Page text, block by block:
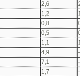
2,6
1,2
0,8
0,5
1,1
4,9
7,1
1,7